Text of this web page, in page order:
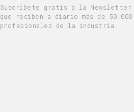
Suscríbete gratis a la Newsletter
que reciben a diario más de 50.000
profesionales de la industria.